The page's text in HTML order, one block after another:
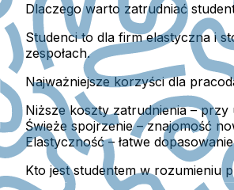
Dlaczego warto zatrudniać
Studenci to dla firm elastyczna i
zespołach.
Najważniejsze korzyści dla
Niższe koszty zatrudnienia– przy
Świeże spojrzenie– znajomość
Elastyczność– łatwe
Kto jest studentem w rozumieniu